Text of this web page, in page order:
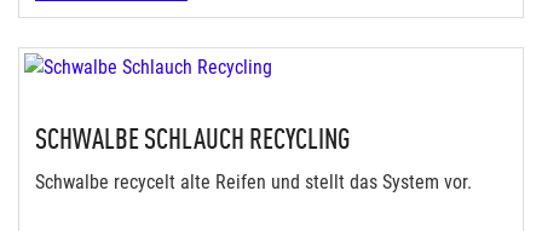
SCHWALBE SCHLAUCH RECYCLING
Schwalbe recycelt alte Reifen und stellt das System vor.